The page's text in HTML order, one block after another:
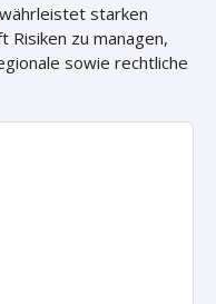
starken
Risiken zu managen,
sowie rechtliche